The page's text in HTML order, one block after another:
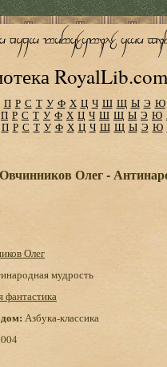
RoyalLib.com
П Р С Т У Ф Х Ц Ч Ш Щ Ы Э Ю
П Р С Т У Ф Х Ц Ч Ш Щ Ы Э Ю
П Р С Т У Ф Х Ц Ч Ш Щ Ы Э Ю
Овчинников Олег -
Олег
мудрость
фантастика
Азбука-классика